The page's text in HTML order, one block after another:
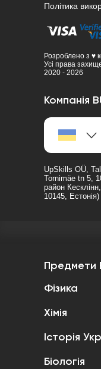
Політика
Розроблено з ♥
Усі права
2020 - 2026
Компанія
UpSkills OÜ,
Tornimäe tn 5,
район
10145, Естонія)
Предмети
Фізика
Хімія
Історія
Біологія